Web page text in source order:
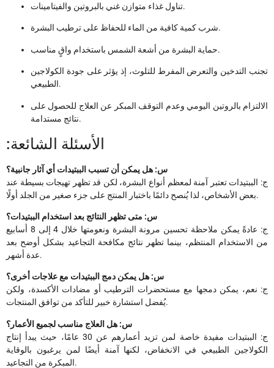
تناول غذاء متوازن غني بالبروتين والفيتامينات.
شرب كمية كافية من الماء للحفاظ على ترطيب البشرة.
حماية البشرة من أشعة الشمس باستخدام واقٍ مناسب.
تجنب التدخين والتعرض المفرط للتلوث، إذ يؤثر على جودة الكولاجين
الطبيعي.
الالتزام بالروتين اليومي وعدم التوقف المبكر عن العلاج للحصول على
نتائج مستدامة.
:الأسئلة الشائعة
س: هل يمكن أن تسبب الببتيدات أي آثار جانبية؟
ج: الببتيدات تعتبر آمنة لمعظم أنواع البشرة، لكن قد تظهر تهيجات بسيطة عند
بعض الأشخاص، لذا يُنصح دائمًا باختبار المنتج على جزء صغير من الجلد أولًا.
س: متى تظهر النتائج بعد استخدام الببتيدات؟
ج: عادةً يمكن ملاحظة تحسين مرونة البشرة ونعومتها خلال 4 إلى 8 أسابيع
من الاستخدام المنتظم، بينما تظهر نتائج مكافحة التجاعيد بشكل أوضح بعد
عدة أشهر.
س: هل يمكن دمج الببتيدات مع علاجات أخرى؟
ج: نعم، يمكن دمجها مع مستحضرات الترطيب أو مضادات الأكسدة، ولكن
يُفضل استشارة خبير للتأكد من توافق المنتجات.
س: هل العلاج مناسب لجميع الأعمار؟
ج: الببتيدات مفيدة خاصة لمن تزيد أعمارهم عن 30 عامًا، حيث يبدأ إنتاج
الكولاجين الطبيعي في الانخفاض، لكنها آمنة أيضًا لمن يرغبون بالوقاية
المبكرة من التجاعيد.